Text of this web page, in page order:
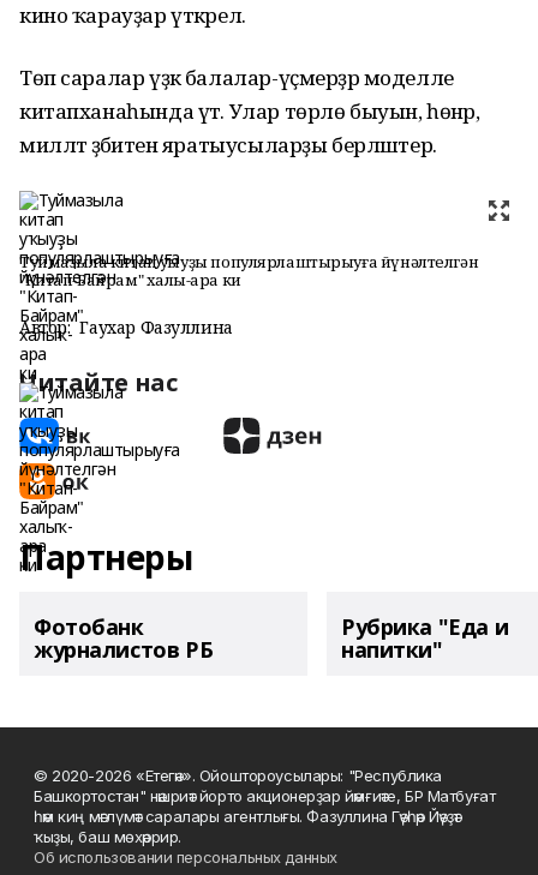
кино ҡарауҙар үткәрелә.
Төп саралар үҙәк балалар-үҫмерҙәр моделле
китапханаһында үтә. Улар төрлө быуын, һөнәр,
милләт әҙәбиәтен яратыусыларҙы берләштерә.
Туймазыла китап уҡыуҙы популярлаштырыуға йүнәлтелгән
"Китап-Байрам" халыҡ-ара ки
Автор: Гаухар Фазуллина
Читайте нас
Партнеры
Фотобанк
журналистов РБ
Рубрика "Еда и
напитки"
© 2020-2026 «Етегән». Ойоштороусылары: "Республика
Башкортостан" нәшриәт йорто акционерҙар йәмғиәте, БР Матбуғат
һәм киң мәғлүмәт саралары агентлығы. Фазуллина Гәүһәр Йәүҙәт
ҡыҙы, баш мөхәррир.
Об использовании персональных данных